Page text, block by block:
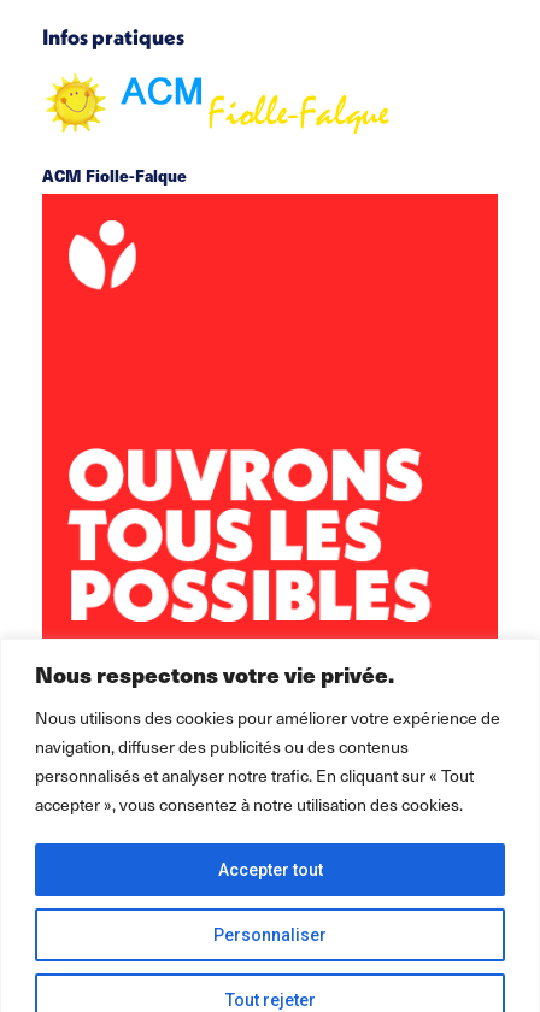
Nous respectons votre vie privée.
Nous utilisons des cookies pour améliorer votre expérience de
navigation, diffuser des publicités ou des contenus
personnalisés et analyser notre trafic. En cliquant sur « Tout
accepter », vous consentez à notre utilisation des cookies.
Personnaliser
Tout rejeter
Accepter tout
Infos pratiques
ACM Fiolle-Falque
rue du docteur Fiolle 13006 Marseille
acm.fiollefalque@leolagrange.org
06 69 93 49 61
2026 ©Léo Lagrange Animationpour la collectivité.Mentions
légales Politique de confidentialité Cookie